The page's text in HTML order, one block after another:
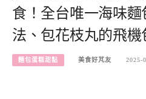
食！全台唯一海味
法、包花枝丸的飛機
麵包蛋糕甜點 美食好芃友 2025-